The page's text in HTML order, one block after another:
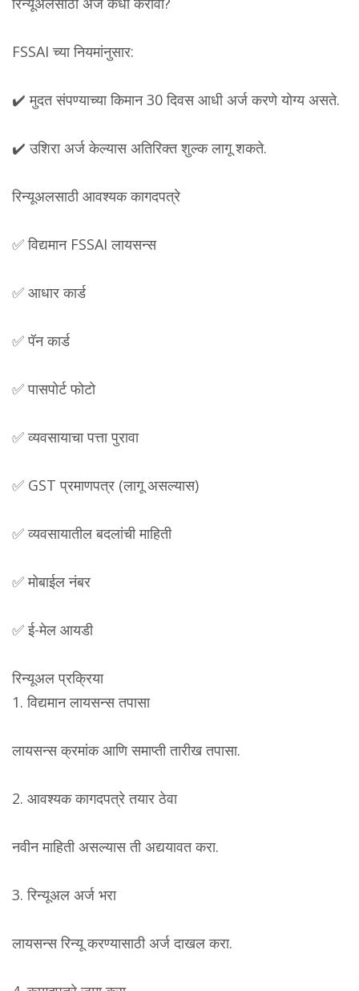
FSSAI च्या नियमांनुसार:
✔️ मुदत संपण्याच्या किमान 30 दिवस आधी अर्ज करणे योग्य असते.
✔️ उशिरा अर्ज केल्यास अतिरिक्त शुल्क लागू शकते.
रिन्यूअलसाठी आवश्यक कागदपत्रे
✅ विद्यमान FSSAI लायसन्स
✅ आधार कार्ड
✅ पॅन कार्ड
✅ पासपोर्ट फोटो
✅ व्यवसायाचा पत्ता पुरावा
✅ GST प्रमाणपत्र (लागू असल्यास)
✅ व्यवसायातील बदलांची माहिती
✅ मोबाईल नंबर
✅ ई-मेल आयडी
रिन्यूअल प्रक्रिया
1. विद्यमान लायसन्स तपासा
लायसन्स क्रमांक आणि समाप्ती तारीख तपासा.
2. आवश्यक कागदपत्रे तयार ठेवा
नवीन माहिती असल्यास ती अद्ययावत करा.
3. रिन्यूअल अर्ज भरा
लायसन्स रिन्यू करण्यासाठी अर्ज दाखल करा.